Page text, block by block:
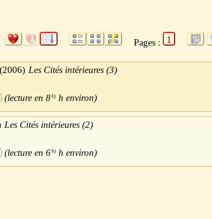
Pages : 1
2006
Les Cités intérieures (3)
8½h
Les Cités intérieures (2)
6½h